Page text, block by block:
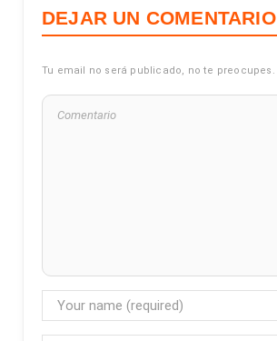
DEJAR UN COMENTARIO
Tu email no será publicado, no te preocupes.